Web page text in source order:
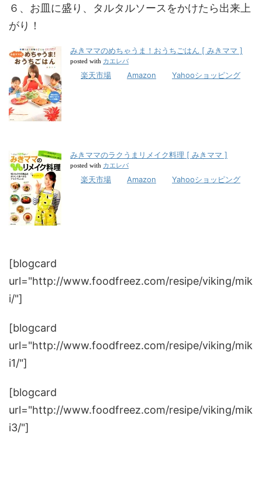
６、お皿に盛り、タルタルソースをかけたら出来上
がり！
みきママのめちゃうま！おうちごはん [ みきママ ]
posted with カエレバ
楽天市場 Amazon Yahooショッピング
みきママのラクうまリメイク料理 [ みきママ ]
posted with カエレバ
楽天市場 Amazon Yahooショッピング
[blogcard
url="http://www.foodfreez.com/resipe/viking/mik
i/"]
[blogcard
url="http://www.foodfreez.com/resipe/viking/mik
i1/"]
[blogcard
url="http://www.foodfreez.com/resipe/viking/mik
i3/"]